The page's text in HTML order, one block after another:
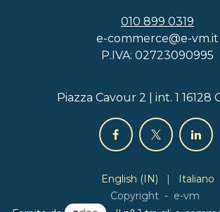
010 899 0319
e-commerce@e-vm.it
P.IVA: 02723090995
Piazza Cavour 2 | int. 1 16128
Copyright - e-vm
English (IN) | Italiano